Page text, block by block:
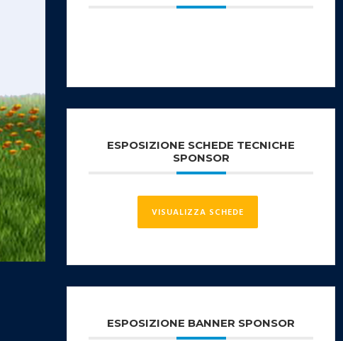
ESPOSIZIONE SCHEDE TECNICHE
SPONSOR
VISUALIZZA SCHEDE
ESPOSIZIONE BANNER SPONSOR